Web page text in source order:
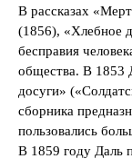
В рассказах
(1856), «Хлебное
бесправия
общества. В 1853
досуги»
сборника
пользовались
В 1859 году Даль